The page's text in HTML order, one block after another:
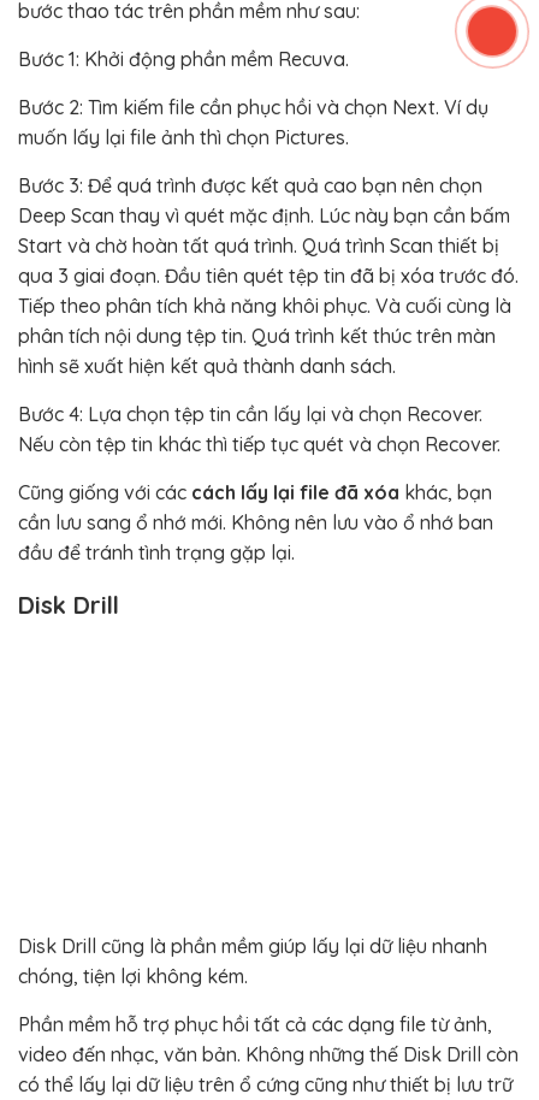
bước thao tác trên phần mềm như sau:
Bước 1: Khởi động phần mềm Recuva.
Bước 2: Tìm kiếm file cần phục hồi và chọn Next. Ví dụ
muốn lấy lại file ảnh thì chọn Pictures.
Bước 3: Để quá trình được kết quả cao bạn nên chọn
Deep Scan thay vì quét mặc định. Lúc này bạn cần bấm
Start và chờ hoàn tất quá trình. Quá trình Scan thiết bị
qua 3 giai đoạn. Đầu tiên quét tệp tin đã bị xóa trước đó.
Tiếp theo phân tích khả năng khôi phục. Và cuối cùng là
phân tích nội dung tệp tin. Quá trình kết thúc trên màn
hình sẽ xuất hiện kết quả thành danh sách.
Bước 4: Lựa chọn tệp tin cần lấy lại và chọn Recover.
Nếu còn tệp tin khác thì tiếp tục quét và chọn Recover.
Cũng giống với các cách lấy lại file đã xóa khác, bạn
cần lưu sang ổ nhớ mới. Không nên lưu vào ổ nhớ ban
đầu để tránh tình trạng gặp lại.
Disk Drill
Disk Drill cũng là phần mềm giúp lấy lại dữ liệu nhanh
chóng, tiện lợi không kém.
Phần mềm hỗ trợ phục hồi tất cả các dạng file từ ảnh,
video đến nhạc, văn bản. Không những thế Disk Drill còn
có thể lấy lại dữ liệu trên ổ cứng cũng như thiết bị lưu trữ